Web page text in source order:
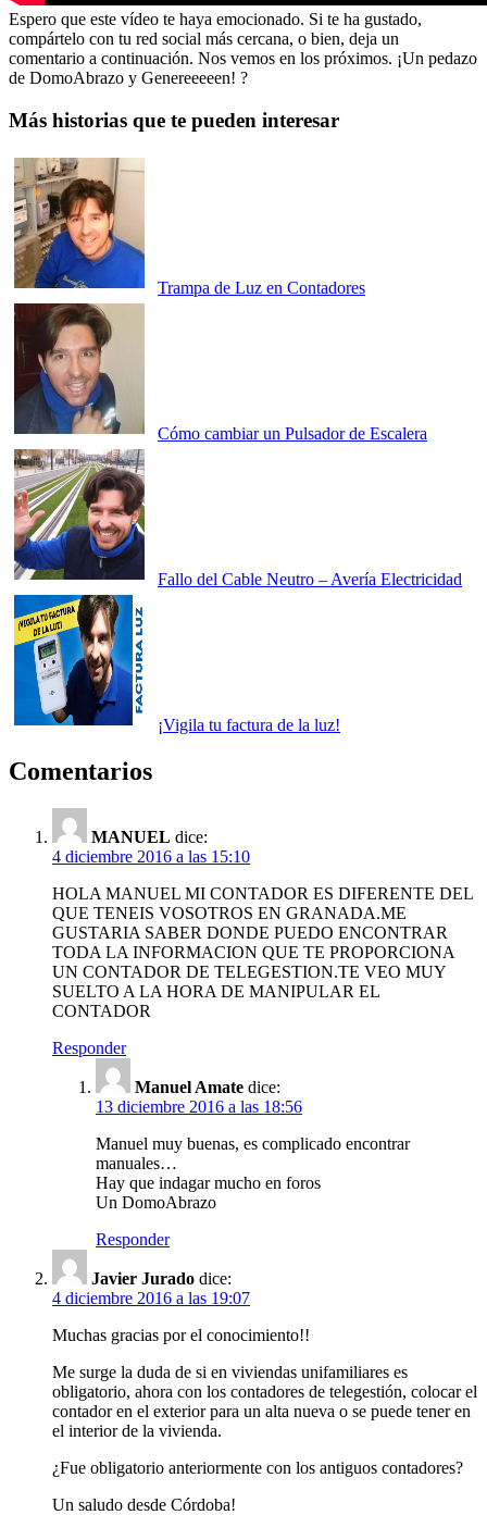
Espero que este vídeo te haya emocionado. Si te ha gustado,
compártelo con tu red social más cercana, o bien, deja un
comentario a continuación. Nos vemos en los próximos. ¡Un pedazo
de DomoAbrazo y Genereeeeen! ?
Más historias que te pueden interesar
Trampa de Luz en Contadores
Cómo cambiar un Pulsador de Escalera
Fallo del Cable Neutro – Avería Electricidad
¡Vigila tu factura de la luz!
Comentarios
MANUEL dice:
4 diciembre 2016 a las 15:10
HOLA MANUEL MI CONTADOR ES DIFERENTE DEL
QUE TENEIS VOSOTROS EN GRANADA.ME
GUSTARIA SABER DONDE PUEDO ENCONTRAR
TODA LA INFORMACION QUE TE PROPORCIONA
UN CONTADOR DE TELEGESTION.TE VEO MUY
SUELTO A LA HORA DE MANIPULAR EL
CONTADOR
Responder
Manuel Amate dice:
13 diciembre 2016 a las 18:56
Manuel muy buenas, es complicado encontrar
manuales…
Hay que indagar mucho en foros
Un DomoAbrazo
Responder
Javier Jurado dice:
4 diciembre 2016 a las 19:07
Muchas gracias por el conocimiento!!
Me surge la duda de si en viviendas unifamiliares es
obligatorio, ahora con los contadores de telegestión, colocar el
contador en el exterior para un alta nueva o se puede tener en
el interior de la vivienda.
¿Fue obligatorio anteriormente con los antiguos contadores?
Un saludo desde Córdoba!